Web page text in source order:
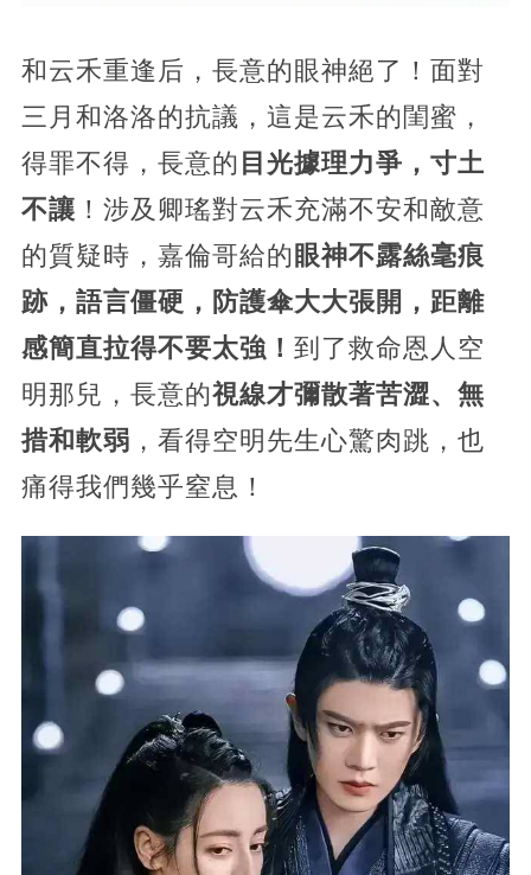
和云禾重逢后，長意的眼神絕了！面對
三月和洛洛的抗議，這是云禾的閨蜜，
得罪不得，長意的 目光據理力爭，寸土
不讓 ！涉及卿瑤對云禾充滿不安和敵意
的質疑時，嘉倫哥給的 眼神不露絲毫痕
跡，語言僵硬，防護傘大大張開，距離
感簡直拉得不要太強！ 到了救命恩人空
明那兒，長意的視線才彌散著苦澀、無
措和軟弱 ，看得空明先生心驚肉跳，也
痛得我們幾乎窒息！